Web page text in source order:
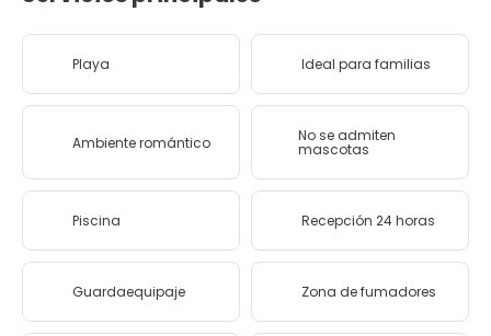
Playa Ideal para familias
Ambiente romántico No se admiten
mascotas
Piscina Recepción 24 horas
Guardaequipaje Zona de fumadores